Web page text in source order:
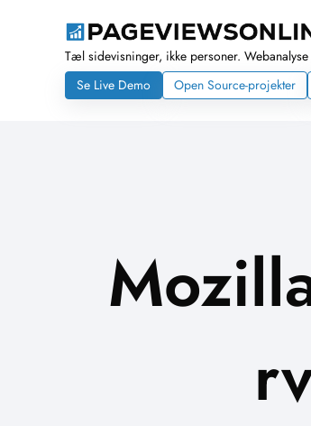
Tæl sidevisninger, ikke personer.
Se Live Demo
Open Source-projekter